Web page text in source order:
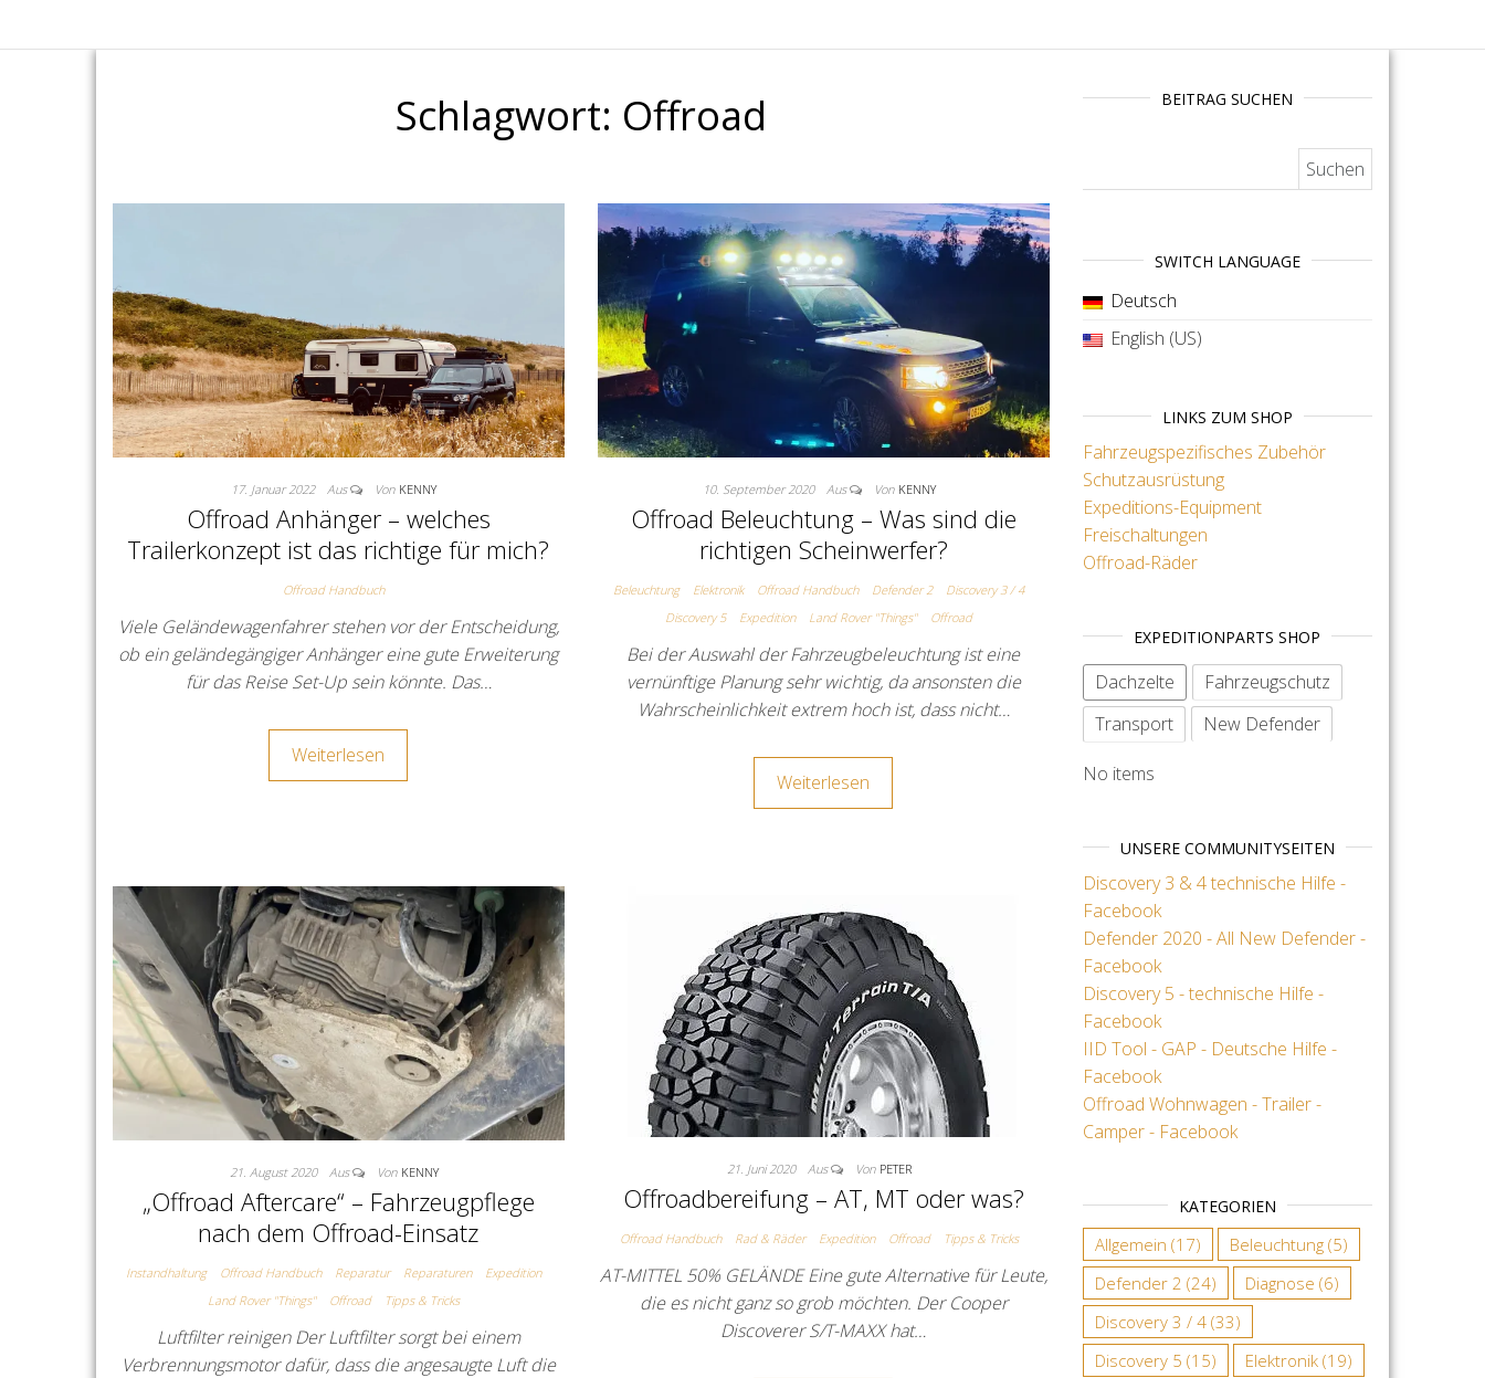
Schlagwort: Offroad
17. Januar 2022 Aus Von KENNY
Offroad Anhänger – welches
Trailerkonzept ist das richtige für mich?
Offroad Handbuch
Viele Geländewagenfahrer stehen vor der Entscheidung,
ob ein geländegängiger Anhänger eine gute Erweiterung
für das Reise Set-Up sein könnte. Das…
Weiterlesen
10. September 2020 Aus Von KENNY
Offroad Beleuchtung – Was sind die
richtigen Scheinwerfer?
Beleuchtung Elektronik Offroad Handbuch Defender 2
Discovery 3 / 4
Discovery 5
Expedition Land Rover "Things" Offroad
Bei der Auswahl der Fahrzeugbeleuchtung ist eine
vernünftige Planung sehr wichtig, da ansonsten die
Wahrscheinlichkeit extrem hoch ist, dass nicht…
Weiterlesen
21. August 2020 Aus Von KENNY
„Offroad Aftercare“ – Fahrzeugpflege
nach dem Offroad-Einsatz
Instandhaltung Offroad Handbuch Reparatur Reparaturen
Expedition
Land Rover "Things"
Offroad Tipps & Tricks
Luftfilter reinigen Der Luftfilter sorgt bei einem
Verbrennungsmotor dafür, dass die angesaugte Luft die
21. Juni 2020 Aus Von PETER
Offroadbereifung – AT, MT oder was?
Offroad Handbuch Rad & Räder Expedition Offroad Tipps & Tricks
AT-MITTEL 50% GELÄNDE Eine gute Alternative für Leute,
die es nicht ganz so grob möchten. Der Cooper
Discoverer S/T-MAXX hat…
BEITRAG SUCHEN
SWITCH LANGUAGE
Deutsch
English (US)
LINKS ZUM SHOP
Fahrzeugspezifisches Zubehör
Schutzausrüstung
Expeditions-Equipment
Freischaltungen
Offroad-Räder
EXPEDITIONPARTS SHOP
Dachzelte
Fahrzeugschutz
Transport
New Defender
No items
UNSERE COMMUNITYSEITEN
Discovery 3 & 4 technische Hilfe -
Facebook
Defender 2020 - All New Defender -
Facebook
Discovery 5 - technische Hilfe -
Facebook
IID Tool - GAP - Deutsche Hilfe -
Facebook
Offroad Wohnwagen - Trailer -
Camper - Facebook
KATEGORIEN
Allgemein (17) Beleuchtung(5)
Defender 2 (24) Diagnose (6)
Discovery 3 / 4(33)
Discovery 5 (15) Elektronik(19)